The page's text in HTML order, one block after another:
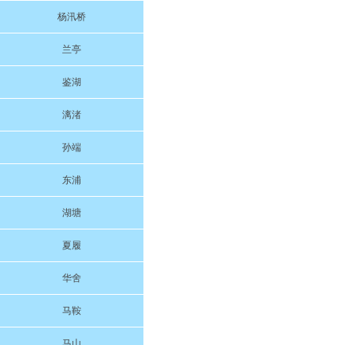
杨汛桥
兰亭
鉴湖
漓渚
孙端
东浦
湖塘
夏履
华舍
马鞍